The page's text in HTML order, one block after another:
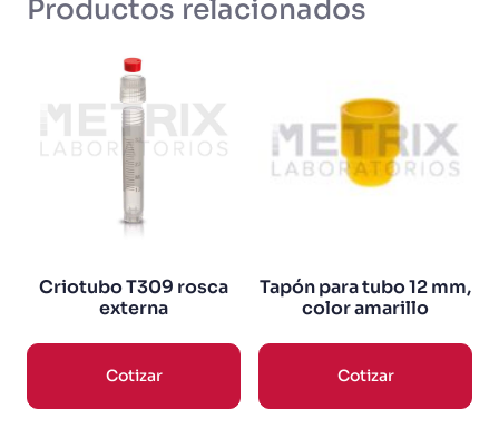
Productos relacionados
Criotubo T309 rosca
externa
Cotizar
Tapón para tubo 12 mm,
color amarillo
Cotizar